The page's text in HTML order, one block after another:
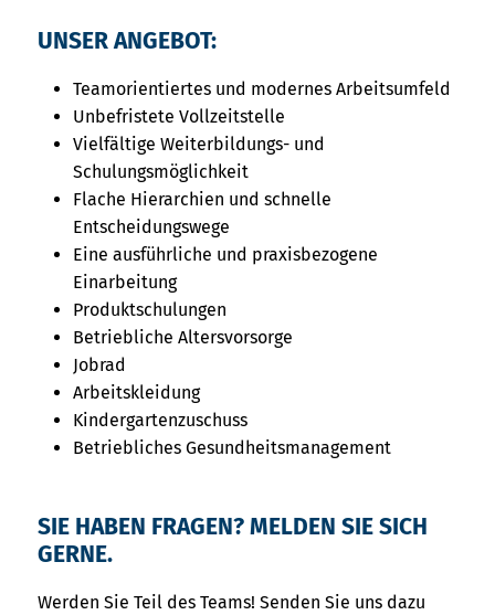
UNSER ANGEBOT:
Teamorientiertes und modernes Arbeitsumfeld
Unbefristete Vollzeitstelle
Vielfältige Weiterbildungs- und
Schulungsmöglichkeit
Flache Hierarchien und schnelle
Entscheidungswege
Eine ausführliche und praxisbezogene
Einarbeitung
Produktschulungen
Betriebliche Altersvorsorge
Jobrad
Arbeitskleidung
Kindergartenzuschuss
Betriebliches Gesundheitsmanagement
SIE HABEN FRAGEN? MELDEN SIE SICH
GERNE.
Werden Sie Teil des Teams! Senden Sie uns dazu